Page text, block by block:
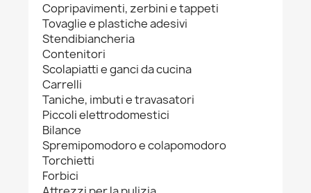
Copripavimenti, zerbini e tappeti
Tovaglie e plastiche adesivi
Stendibiancheria
Contenitori
Scolapiatti e ganci da cucina
Carrelli
Taniche, imbuti e travasatori
Piccoli elettrodomestici
Bilance
Spremipomodoro e colapomodoro
Torchietti
Forbici